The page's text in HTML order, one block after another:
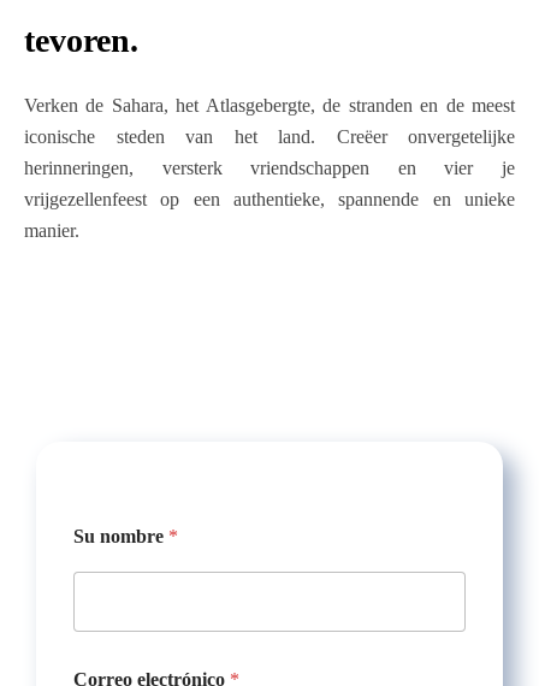
tevoren.
Verken de Sahara, het Atlasgebergte, de stranden en de meest
iconische steden van het land. Creëer onvergetelijke
herinneringen, versterk vriendschappen en vier je
vrijgezellenfeest op een authentieke, spannende en unieke
manier.
ú
o
e
Su nombre *
Correo electrónico *